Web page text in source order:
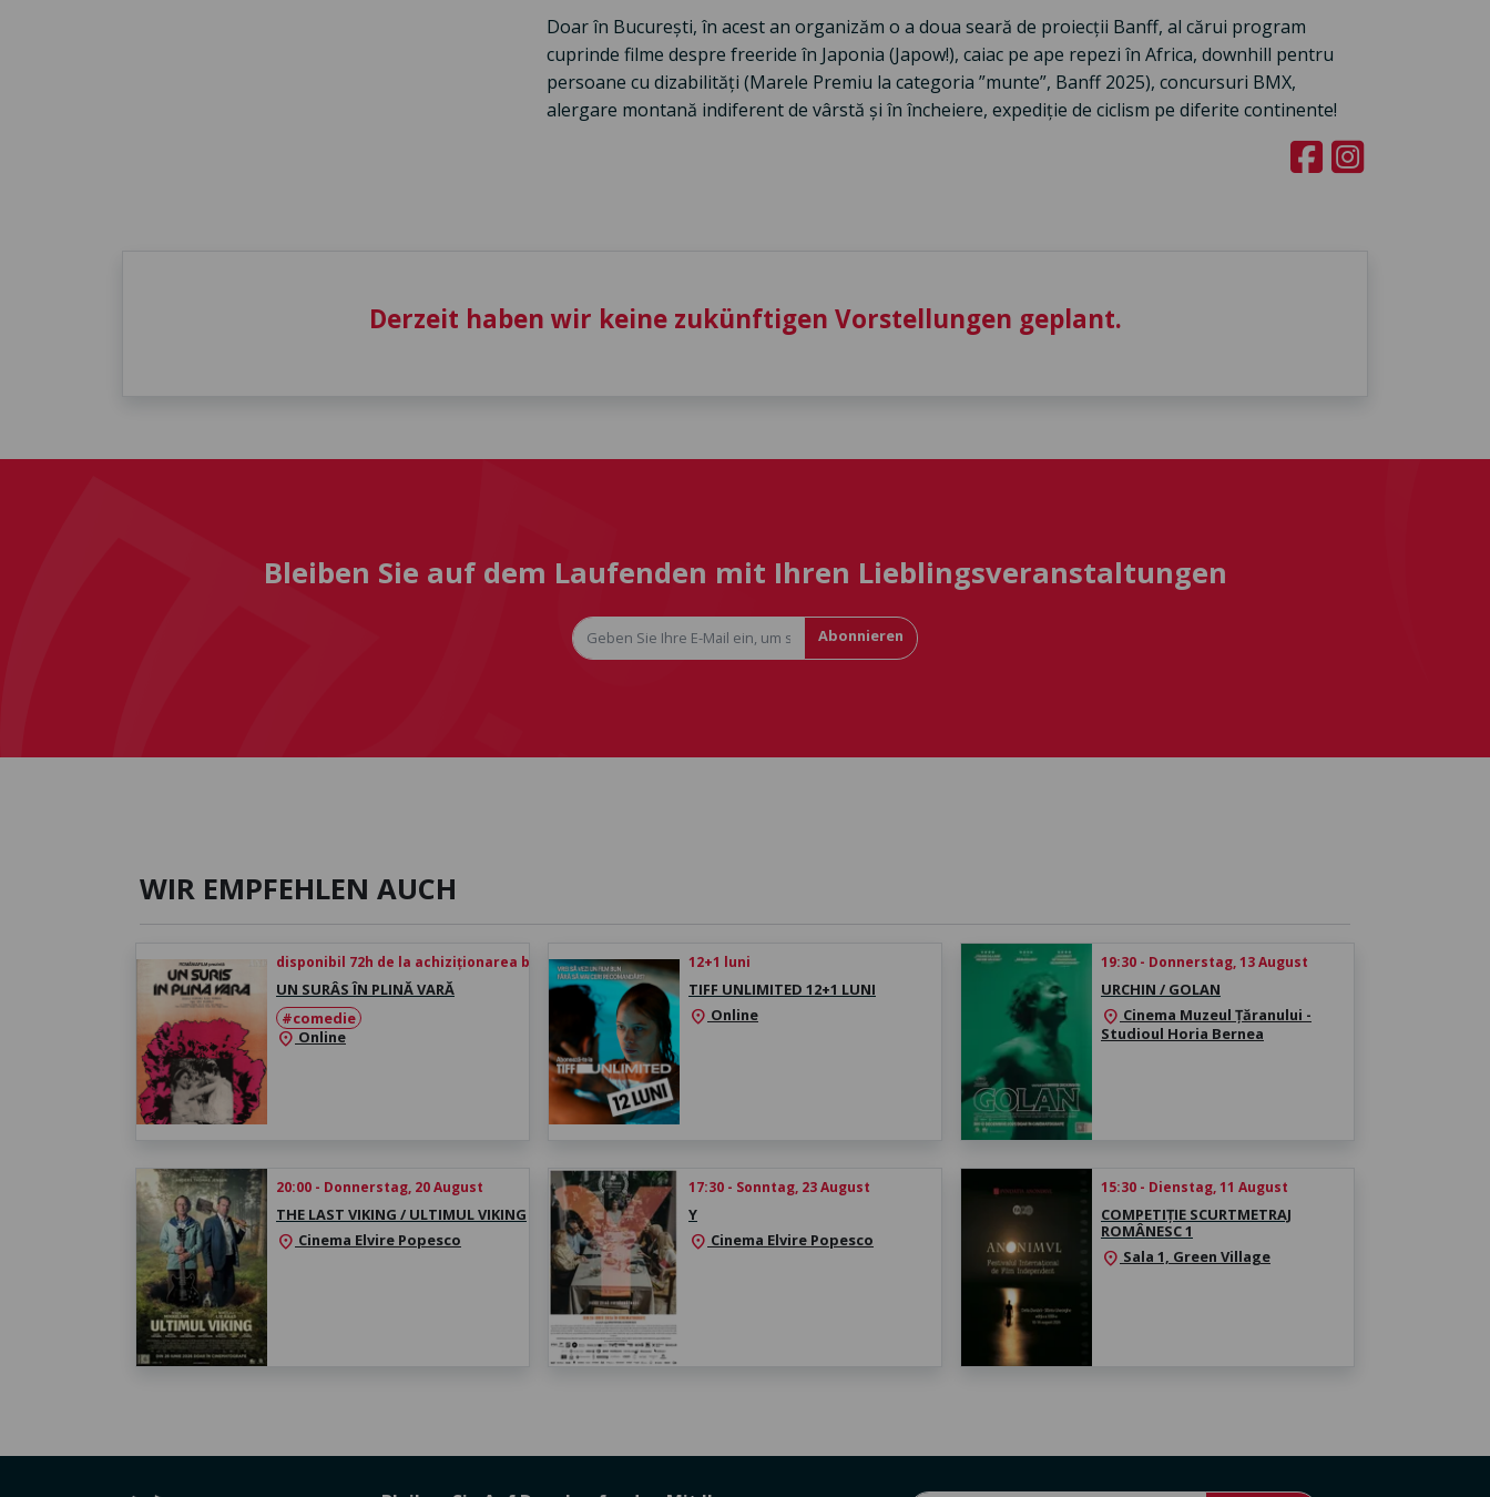
Doar în București, în acest an organizăm o a doua seară de proiecții Banff, al cărui program
cuprinde filme despre freeride în Japonia (Japow!), caiac pe ape repezi în Africa, downhill pentru
persoane cu dizabilități (Marele Premiu la categoria ”munte”, Banff 2025), concursuri BMX,
alergare montană indiferent de vârstă și în încheiere, expediție de ciclism pe diferite continente!
Derzeit haben wir keine zukünftigen Vorstellungen geplant.
Bleiben Sie auf dem Laufenden mit Ihren Lieblingsveranstaltungen
Abonnieren
WIR EMPFEHLEN AUCH
disponibil 72h de la achiziționarea biletului
UN SURÂS ÎN PLINĂ VARĂ
#comedie
location_on Online
12+1 luni
TIFF UNLIMITED 12+1 LUNI
location_on Online
19:30 - Donnerstag, 13 August
URCHIN / GOLAN
location_on Cinema Muzeul Țăranului -
Studioul Horia Bernea
20:00 - Donnerstag, 20 August
THE LAST VIKING / ULTIMUL VIKING
location_on Cinema Elvire Popesco
17:30 - Sonntag, 23 August
Y
location_on Cinema Elvire Popesco
15:30 - Dienstag, 11 August
COMPETIȚIE SCURTMETRAJ
ROMÂNESC 1
location_on Sala 1, Green Village